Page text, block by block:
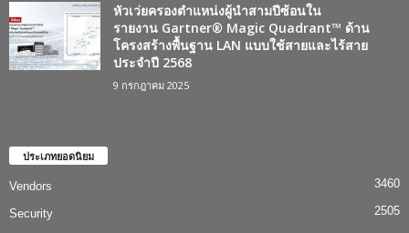
หัวเว่ยครองตำแหน่งผู้นำสามปีซ้อนใน
รายงาน Gartner® Magic Quadrant™ ด้าน
โครงสร้างพื้นฐาน LAN แบบใช้สายและไร้สาย
ประจำปี 2568
9 กรกฎาคม 2025
ประเภทยอดนิยม
Vendors 3460
Security
2505